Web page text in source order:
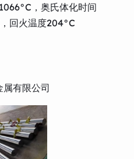
，奥氏体化时间
回火温度204°C
属有限公司